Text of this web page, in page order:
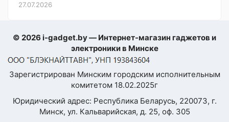
27.07.2026
© 2026 i-gadget.by — Интернет-магазин гаджетов и
электроники в Минске
Зарегистрирован Минским городским исполнительным
комитетом 18.02.2025г
Юридический адрес: Республика Беларусь, 220073, г.
Минск, ул. Кальварийская, д. 25, оф. 305